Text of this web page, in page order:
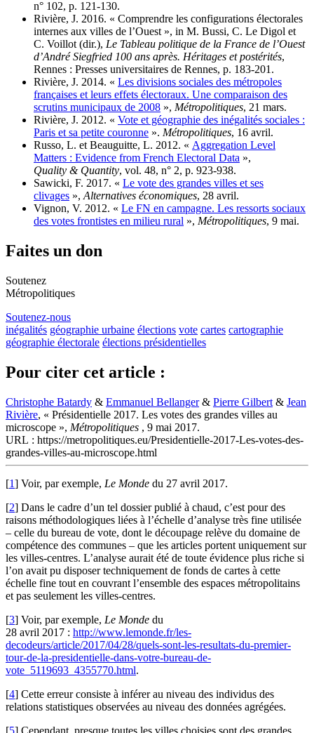
n° 102, p. 121‑130.
Rivière, J. 2016. « Comprendre les configurations électorales
internes aux villes de l’Ouest », in M. Bussi, C. Le Digol et
C. Voillot (dir.), Le Tableau politique de la France de l’Ouest
d’André Siegfried 100 ans après. Héritages et postérités,
Rennes : Presses universitaires de Rennes, p. 183‑201.
Rivière, J. 2014. « Les divisions sociales des métropoles
françaises et leurs effets électoraux. Une comparaison des
scrutins municipaux de 2008 », Métropolitiques, 21 mars.
Rivière, J. 2012. « Vote et géographie des inégalités sociales :
Paris et sa petite couronne ». Métropolitiques, 16 avril.
Russo, L. et Beauguitte, L. 2012. « Aggregation Level
Matters : Evidence from French Electoral Data »,
Quality & Quantity, vol. 48, n° 2, p. 923‑938.
Sawicki, F. 2017. « Le vote des grandes villes et ses
clivages », Alternatives économiques, 28 avril.
Vignon, V. 2012. « Le FN en campagne. Les ressorts sociaux
des votes frontistes en milieu rural », Métropolitiques, 9 mai.
Faites un don
Soutenez
Métropolitiques
Soutenez-nous
inégalités géographie urbaine élections vote cartes cartographie
géographie électorale élections présidentielles
Pour citer cet article :
Christophe Batardy & Emmanuel Bellanger& Pierre Gilbert & Jean
Rivière, « Présidentielle 2017. Les votes des grandes villes au
microscope », Métropolitiques , 9 mai 2017.
URL : https://metropolitiques.eu/Presidentielle-2017-Les-votes-des-
grandes-villes-au-microscope.html
[1] Voir, par exemple, Le Monde du 27 avril 2017.
[2] Dans le cadre d’un tel dossier publié à chaud, c’est pour des
raisons méthodologiques liées à l’échelle d’analyse très fine utilisée
– celle du bureau de vote, dont le découpage relève du domaine de
compétence des communes – que les articles portent uniquement sur
les villes-centres. L’analyse aurait été de toute évidence plus riche si
l’on avait pu disposer techniquement de fonds de cartes à cette
échelle fine tout en couvrant l’ensemble des espaces métropolitains
et pas seulement les villes-centres.
[3] Voir, par exemple, Le Monde du
28 avril 2017 : http://www.lemonde.fr/les-
decodeurs/article/2017/04/28/quels-sont-les-resultats-du-premier-
tour-de-la-presidentielle-dans-votre-bureau-de-
vote_5119693_4355770.html.
[4] Cette erreur consiste à inférer au niveau des individus des
relations statistiques observées au niveau des données agrégées.
[5] Cependant, presque toutes les villes choisies sont des grandes